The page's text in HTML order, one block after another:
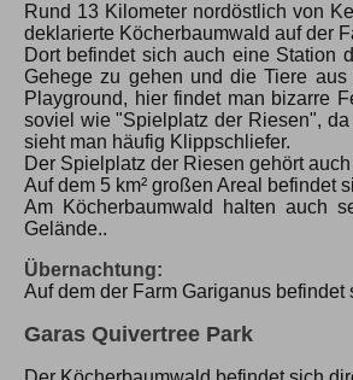
Rund 13 Kilometer nordöstlich von
deklarierte Köcherbaumwald auf der
Dort befindet sich auch eine Station
Gehege zu gehen und die Tiere
Playground, hier findet man bizarre
soviel wie "Spielplatz der Riesen",
sieht man häufig Klippschliefer.
Der Spielplatz der Riesen gehört
Auf dem 5 km² großen Areal befindet
Am Köcherbaumwald halten auch
Gelände..
Übernachtung:
Auf dem der Farm Gariganus
Garas Quivertree Park